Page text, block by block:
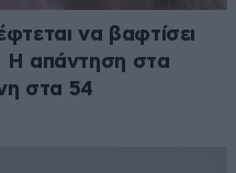
να βαφτίσει
Η απάντηση στα
στα 54